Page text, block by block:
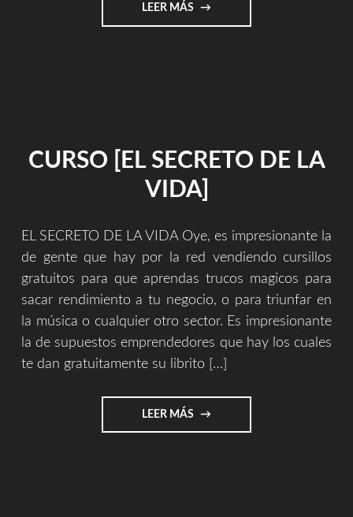
LEER MÁS "LA
DIFERENCIA
Y
PASTEL
CURSO [EL SECRETO DE LA
VIDA]
EL SECRETO DE LA VIDA Oye, es impresionante la
de gente que hay por la red vendiendo cursillos
gratuitos para que aprendas trucos magicos para
sacar rendimiento a tu negocio, o para triunfar en
la música o cualquier otro sector. Es impresionante
la de supuestos emprendedores que hay los cuales
te dan gratuitamente su librito […]
LEER MÁS "CURSO
[EL